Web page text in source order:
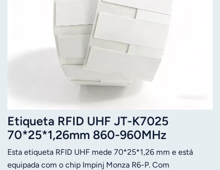
Etiqueta RFID UHF JT-K7025
70*25*1,26mm 860-960MHz
inviolável em superfície metálica
com chip Impinj Monza R6-P
Esta etiqueta RFID UHF mede 70*25*1,26 mm e está
equipada com o chip Impinj Monza R6-P. Com